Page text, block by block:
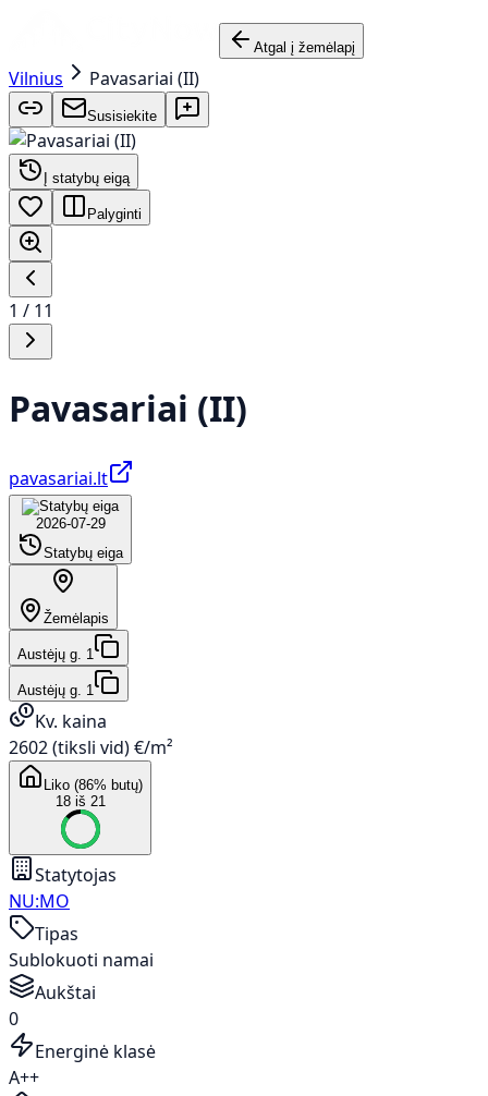
Atgal į žemėlapį
Vilnius Pavasariai (II)
Susisiekite
Į statybų eigą
Palyginti
1 / 11
Pavasariai (II)
pavasariai.lt
2026-07-29
Statybų eiga
Žemėlapis
Austėjų g. 1
Austėjų g. 1
Kv. kaina
2602 (tiksli vid) €/m²
Liko (86% butų)
18 iš 21
Statytojas
NU:MO
Tipas
Sublokuoti namai
Aukštai
0
Energinė klasė
A++